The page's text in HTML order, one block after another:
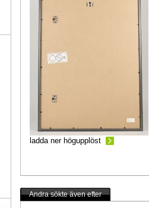
ladda ner högupplöst
Andra sökte även efter